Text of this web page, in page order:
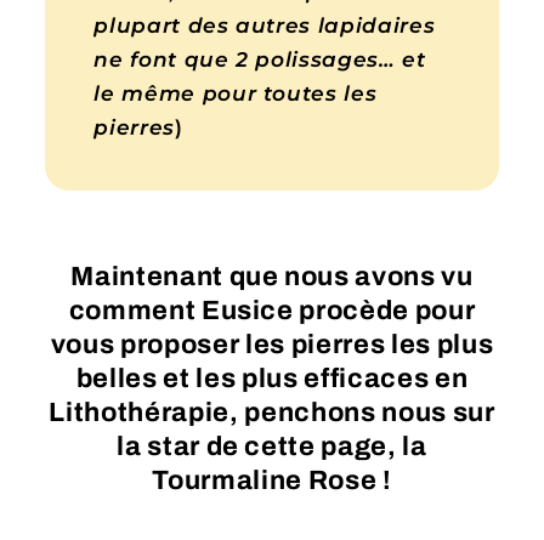
plupart des autres lapidaires
ne font que 2 polissages… et
le même pour toutes les
pierres)
Maintenant que nous avons vu
comment Eusice procède pour
vous proposer les pierres les plus
belles et les plus efficaces en
Lithothérapie, penchons nous sur
la star de cette page, la
Tourmaline Rose !